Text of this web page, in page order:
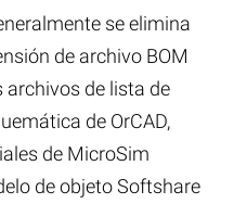
se elimina
de archivo BOM
de lista de
de OrCAD,
de MicroSim
de objeto Softshare